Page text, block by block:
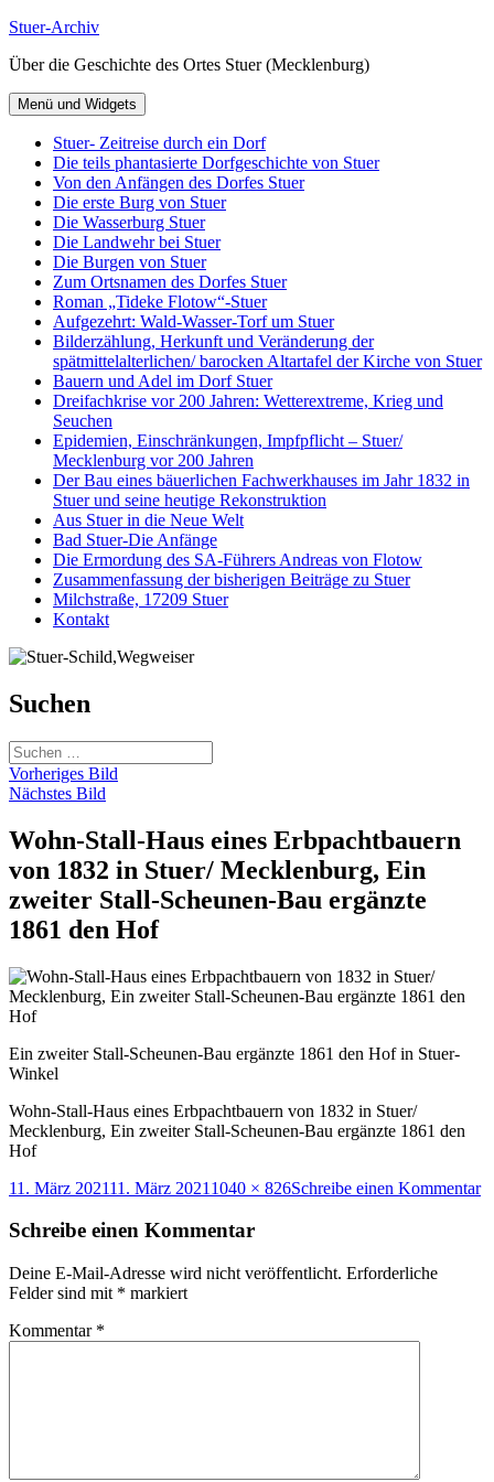
Zum
springen
Stuer-Archiv
Über die Geschichte des Ortes Stuer (Mecklenburg)
Menü und Widgets
Stuer- Zeitreise durch ein Dorf
Die teils phantasierte Dorfgeschichte von Stuer
Von den Anfängen des Dorfes Stuer
Die erste Burg von Stuer
Die Wasserburg Stuer
Die Landwehr bei Stuer
Die Burgen von Stuer
Zum Ortsnamen des Dorfes Stuer
Roman „Tideke Flotow“-Stuer
Aufgezehrt: Wald-Wasser-Torf um Stuer
Bilderzählung, Herkunft und Veränderung der
spätmittelalterlichen/ barocken Altartafel der Kirche von Stuer
Bauern und Adel im Dorf Stuer
Dreifachkrise vor 200 Jahren: Wetterextreme, Krieg und
Seuchen
Epidemien, Einschränkungen, Impfpflicht – Stuer/
Mecklenburg vor 200 Jahren
Der Bau eines bäuerlichen Fachwerkhauses im Jahr 1832 in
Stuer und seine heutige Rekonstruktion
Aus Stuer in die Neue Welt
Bad Stuer-Die Anfänge
Die Ermordung des SA-Führers Andreas von Flotow
Zusammenfassung der bisherigen Beiträge zu Stuer
Milchstraße, 17209 Stuer
Kontakt
Suchen
Suchen
nach:
Vorheriges Bild
Nächstes Bild
Wohn-Stall-Haus eines Erbpachtbauern
von 1832 in Stuer/ Mecklenburg, Ein
zweiter Stall-Scheunen-Bau ergänzte
1861 den Hof
Ein zweiter Stall-Scheunen-Bau ergänzte 1861 den Hof in Stuer-
Winkel
Wohn-Stall-Haus eines Erbpachtbauern von 1832 in Stuer/
Mecklenburg, Ein zweiter Stall-Scheunen-Bau ergänzte 1861 den
Hof
Veröffentlicht
11. März 202111. März 2021 Originalgröße
1040 × 826Schreibe einen Kommentar
Schreibe einen Kommentar
Deine E-Mail-Adresse wird nicht veröffentlicht. Erforderliche
Felder sind mit * markiert
Kommentar *